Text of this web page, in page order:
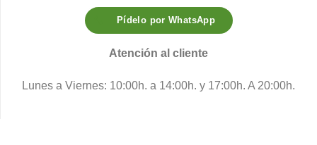
Pídelo por WhatsApp
Atención al cliente
Lunes a Viernes: 10:00h. a 14:00h. y 17:00h. A 20:00h.